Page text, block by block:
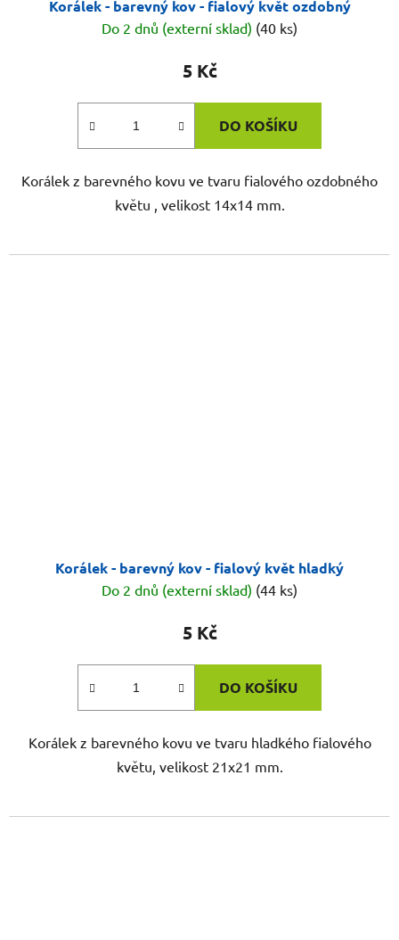
Korálek - barevný kov - fialový květ ozdobný
Do 2 dnů (externí sklad) (40 ks)
5 Kč
DO KOŠÍKU
Korálek z barevného kovu ve tvaru fialového ozdobného
květu , velikost 14x14 mm.
Korálek - barevný kov - fialový květ hladký
Do 2 dnů (externí sklad) (44 ks)
5 Kč
DO KOŠÍKU
Korálek z barevného kovu ve tvaru hladkého fialového
květu, velikost 21x21 mm.